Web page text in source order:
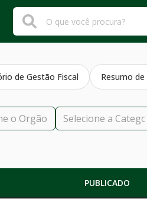
de Gestão Fiscal Resumo
PUBLICADO